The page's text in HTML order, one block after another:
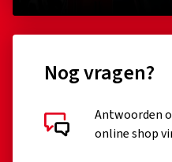
Nog vragen?
Antwoorden
online shop